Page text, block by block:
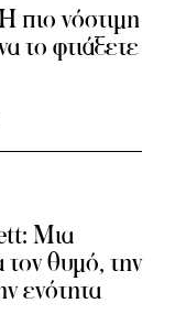
πιο νόστιμη
το φτιάξετε
Μια
τον θυμό, την
ενότητα